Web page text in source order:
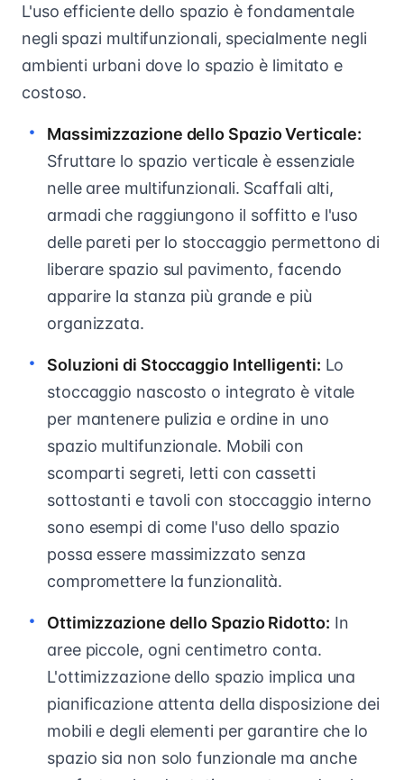
L'uso efficiente dello spazio è fondamentale
negli spazi multifunzionali, specialmente negli
ambienti urbani dove lo spazio è limitato e
costoso.
Massimizzazione dello Spazio Verticale:
Sfruttare lo spazio verticale è essenziale
nelle aree multifunzionali. Scaffali alti,
armadi che raggiungono il soffitto e l'uso
delle pareti per lo stoccaggio permettono di
liberare spazio sul pavimento, facendo
apparire la stanza più grande e più
organizzata.
Soluzioni di Stoccaggio Intelligenti: Lo
stoccaggio nascosto o integrato è vitale
per mantenere pulizia e ordine in uno
spazio multifunzionale. Mobili con
scomparti segreti, letti con cassetti
sottostanti e tavoli con stoccaggio interno
sono esempi di come l'uso dello spazio
possa essere massimizzato senza
compromettere la funzionalità.
Ottimizzazione dello Spazio Ridotto: In
aree piccole, ogni centimetro conta.
L'ottimizzazione dello spazio implica una
pianificazione attenta della disposizione dei
mobili e degli elementi per garantire che lo
spazio sia non solo funzionale ma anche